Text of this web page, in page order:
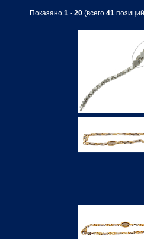
Показано 1 - 20 (всего 41